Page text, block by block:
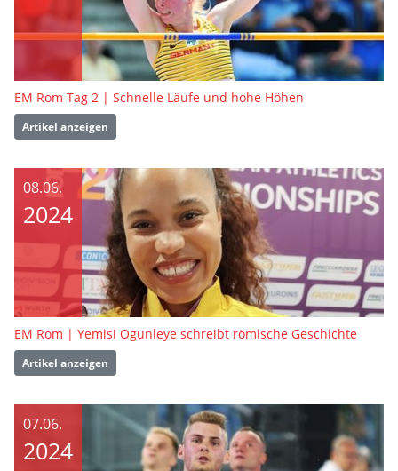
EM Rom Tag 2 | Schnelle Läufe und hohe Höhen
Artikel anzeigen
08.06.
2024
EM Rom | Yemisi Ogunleye schreibt römische Geschichte
Artikel anzeigen
07.06.
2024